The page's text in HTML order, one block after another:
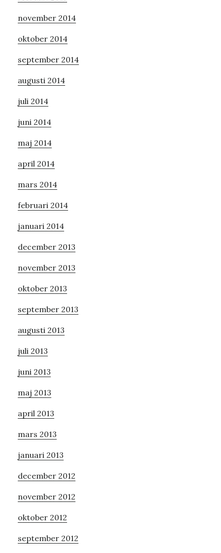
november 2014
oktober 2014
september 2014
augusti 2014
juli 2014
juni 2014
maj 2014
april 2014
mars 2014
februari 2014
januari 2014
december 2013
november 2013
oktober 2013
september 2013
augusti 2013
juli 2013
juni 2013
maj 2013
april 2013
mars 2013
januari 2013
december 2012
november 2012
oktober 2012
september 2012